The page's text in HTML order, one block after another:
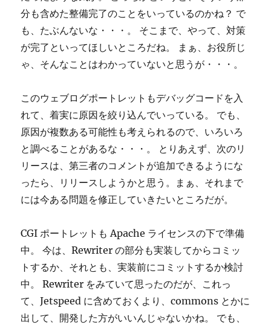
分も含めた整備完了のことをいっているのかね？ で
も、たぶんないな・・・。 そこまで、やって、対策
が完了といってほしいところだね。 まぁ、お役所じ
ゃ、そんなことはわかっていないと思うが・・・。
このウェブログポートレットもデバッグコードを入
れて、着実に原因を絞り込んでいっている。 でも、
原因が複数ある可能性も考えられるので、いろいろ
と調べることがあるな・・・。 とりあえず、次のリ
リースは、第三者のコメントが追加できるようにな
ったら、リリースしようかと思う。まぁ、それまで
には今ある問題を修正していきたいところだが。
CGI ポートレットも Apache ライセンスの下で準備
中。 今は、Rewriter の部分も実装してからコミッ
トするか、それとも、実装前にコミットするか検討
中。 Rewriter をみていて思ったのだが、これっ
て、Jetspeed に含めておくより、commons とかに
出して、開発した方がいいんじゃないかね。 でも、